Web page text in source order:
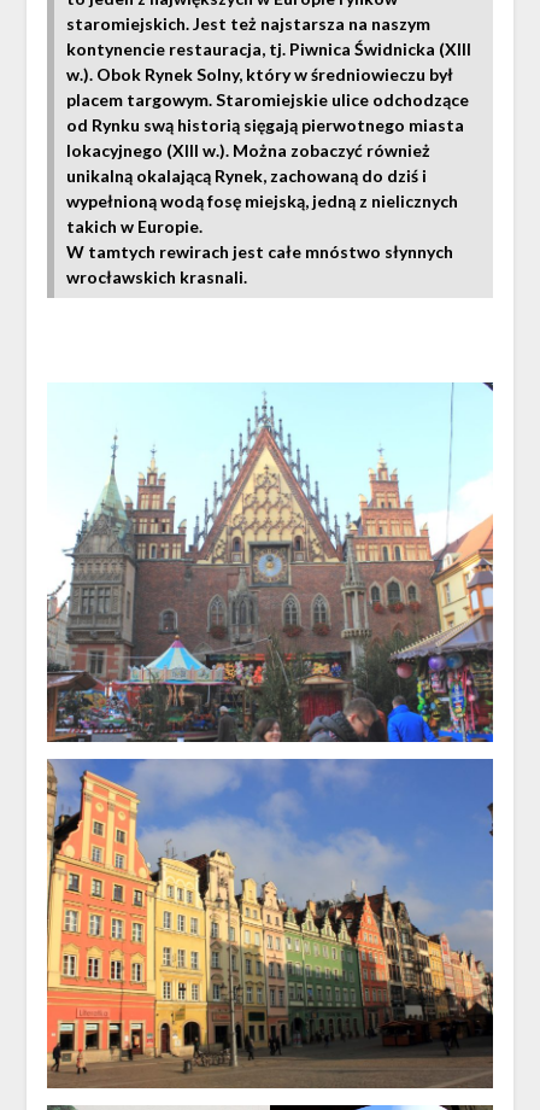
staromiejskich. Jest też najstarsza na naszym
kontynencie restauracja, tj. Piwnica Świdnicka (XIII
w.). Obok Rynek Solny, który w średniowieczu był
placem targowym. Staromiejskie ulice odchodzące
od Rynku swą historią sięgają pierwotnego miasta
lokacyjnego (XIII w.). Można zobaczyć również
unikalną okalającą Rynek, zachowaną do dziś i
wypełnioną wodą fosę miejską, jedną z nielicznych
takich w Europie.
W tamtych rewirach jest całe mnóstwo słynnych
wrocławskich krasnali.